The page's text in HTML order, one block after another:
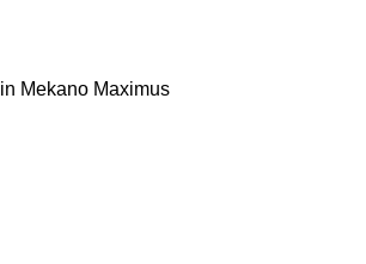
Mekano Maximus